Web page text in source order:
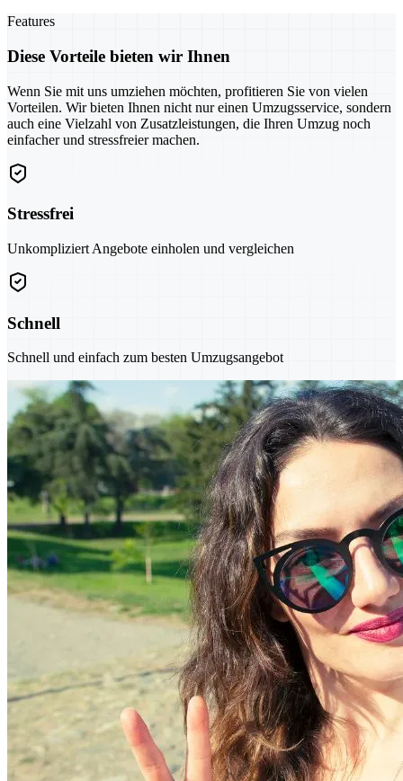
Features
Diese Vorteile bieten wir Ihnen
Wenn Sie mit uns umziehen möchten, profitieren Sie von vielen
Vorteilen. Wir bieten Ihnen nicht nur einen Umzugsservice, sondern
auch eine Vielzahl von Zusatzleistungen, die Ihren Umzug noch
einfacher und stressfreier machen.
Stressfrei
Unkompliziert Angebote einholen und vergleichen
Schnell
Schnell und einfach zum besten Umzugsangebot